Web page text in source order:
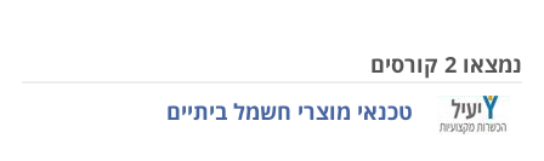
שצץ משבר, חשנו למעבדה לתקן ממייבש שיער ועד
טלויזיה. היום, אם התגלתה בעיה במכשיר שפג תוקף
נמצאו 2 קורסים
טכנאי מוצרי חשמל ביתיים